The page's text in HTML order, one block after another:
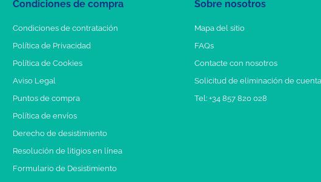
Condiciones de compra
Condiciones de contratación
Política de Privacidad
Política de Cookies
Aviso Legal
Puntos de compra
Política de envíos
Derecho de desistimiento
Resolución de litigios en línea
Formulario de Desistimiento
Sobre nosotros
Mapa del sitio
FAQs
Contacte con nosotros
Solicitud de eliminación de cuenta
Tel: +34 857 820 028